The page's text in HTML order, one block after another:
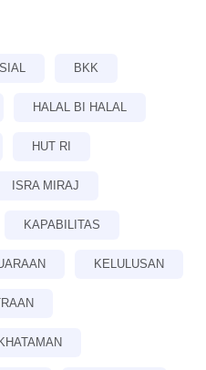
BKK
HALAL BI HALAL
HUT RI
ISRA MIRAJ
KAPABILITAS
KELULUSAN
KHATAMAN